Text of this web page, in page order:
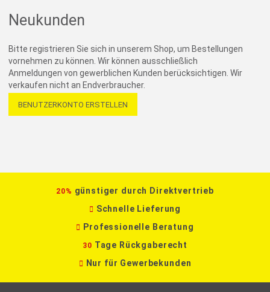
Neukunden
Bitte registrieren Sie sich in unserem Shop, um Bestellungen
vornehmen zu können. Wir können ausschließlich
Anmeldungen von gewerblichen Kunden berücksichtigen. Wir
verkaufen nicht an Endverbraucher.
BENUTZERKONTO ERSTELLEN
20% günstiger durch Direktvertrieb
Schnelle Lieferung
Professionelle Beratung
30 Tage Rückgaberecht
Nur für Gewerbekunden